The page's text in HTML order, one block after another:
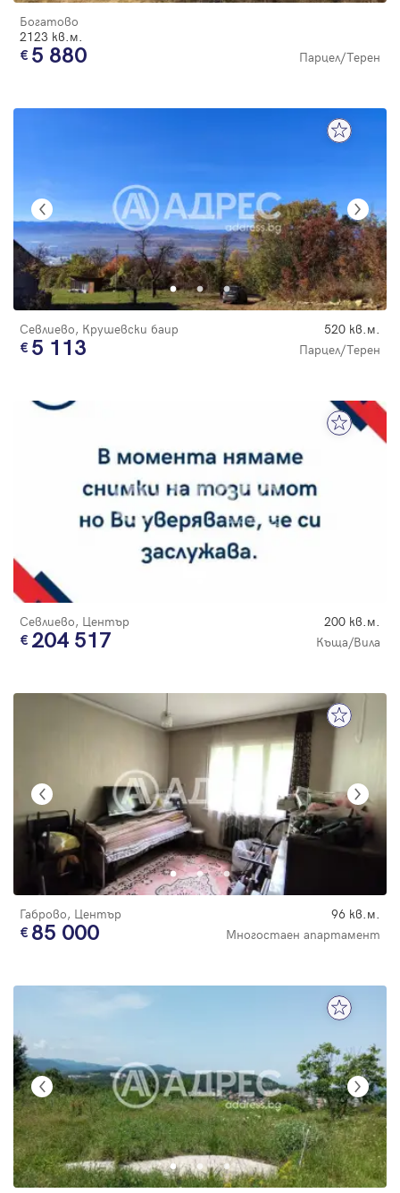
Богатово
2123 кв.м.
5 880 Парцел/Терен
Севлиево, Крушевски баир 520 кв.м.
5 113 Парцел/Терен
Севлиево, Център 200 кв.м.
204 517 Къща/Вила
Габрово, Център 96 кв.м.
85 000 Многостаен апартамент